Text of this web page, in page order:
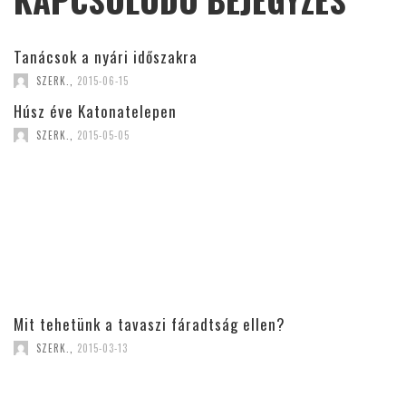
Tanácsok a nyári időszakra
SZERK. 2015-06-15
Húsz éve Katonatelepen
SZERK. 2015-05-05
Mit tehetünk a tavaszi fáradtság ellen?
SZERK. 2015-03-13